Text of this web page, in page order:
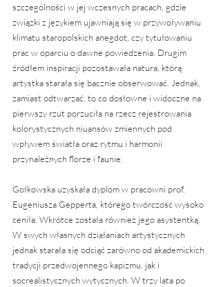
szczególności w jej wczesnych pracach, gdzie
związki z językiem ujawniają się w przywoływaniu
klimatu staropolskich anegdot, czy tytułowaniu
prac w oparciu o dawne powiedzenia. Drugim
źródłem inspiracji pozostawała natura, którą
artystka starała się bacznie obserwować. Jednak,
zamiast odtwarzać, to co dosłowne i widoczne na
pierwszy rzut porzuciła na rzecz rejestrowania
kolorystycznych niuansów zmiennych pod
wpływem światła oraz rytmu i harmonii
przynależnych florze i faunie.
Gołkowska uzyskała dyplom w pracowni prof.
Eugeniusza Gepperta, którego twórczość wysoko
ceniła. Wkrótce została również jego asystentką.
W swych własnych działaniach artystycznych
jednak starała się odciąć zarówno od akademickich
tradycji przedwojennego kapizmu, jak i
socrealistycznych wytycznych. W trzy lata po